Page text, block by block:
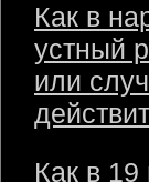
Как в
устный
или
Как в 19